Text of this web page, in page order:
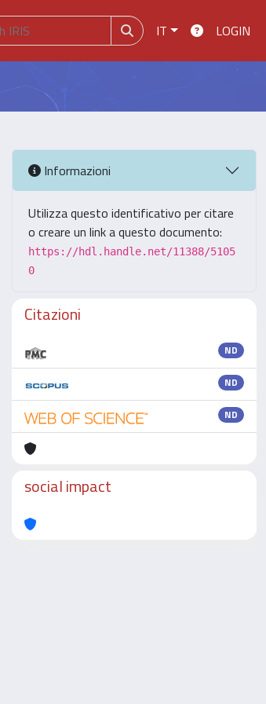
IT LOGIN
Informazioni
Utilizza questo identificativo per citare
o creare un link a questo documento:
https://hdl.handle.net/11388/5105
0
Citazioni
ND
ND
ND
social impact